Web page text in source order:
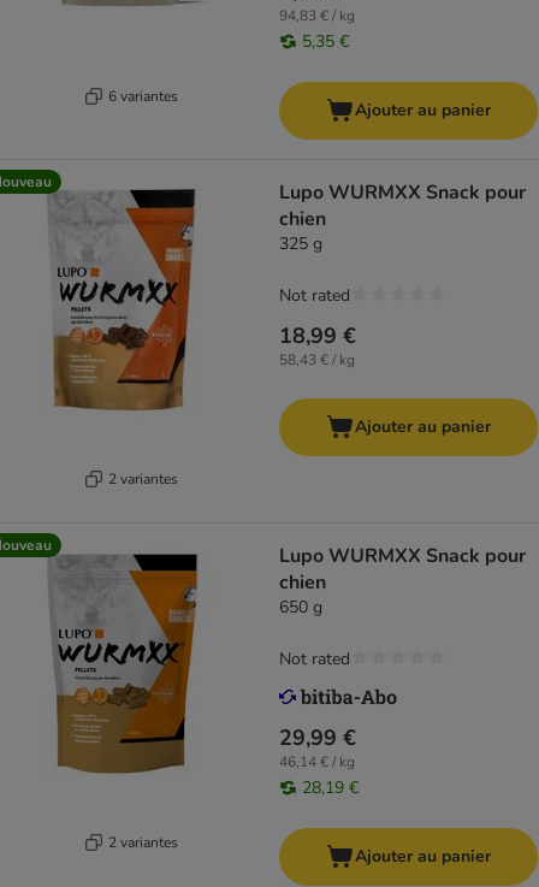
6 variantes
94,83 € / kg
5,35 €
Ajouter au panier
2 variantes
Lupo WURMXX Snack pour
chien
325 g
18,99 €
58,43 € / kg
Not rated
Ajouter au panier
2 variantes
Lupo WURMXX Snack pour
chien
650 g
29,99 €
46,14 € / kg
28,19 €
Not rated
Ajouter au panier